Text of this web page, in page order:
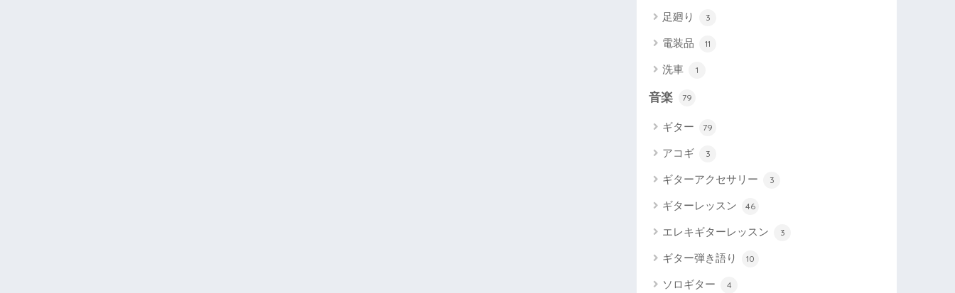
足廻り 3
電装品 11
洗車 1
音楽 79
ギター 79
アコギ 3
ギターアクセサリー 3
ギターレッスン 46
エレキギターレッスン 3
ギター弾き語り 10
ソロギター 4